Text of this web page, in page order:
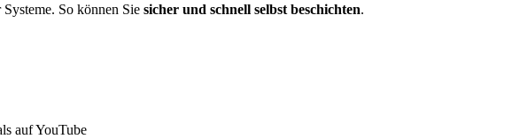
So können Sie sicher und schnell selbst beschichten.
auf YouTube